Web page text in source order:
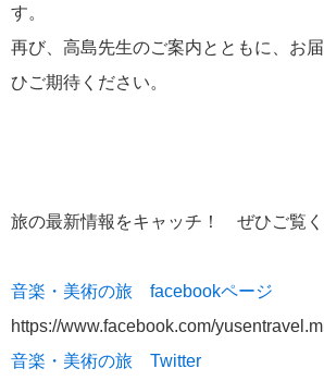
す。
再び、高島先生のご案内とともに、お
ひご期待ください。
旅の最新情報をキャッチ！ ぜひご覧
音楽・美術の旅 facebookページ
https://www.facebook.com/
音楽・美術の旅 Twitter